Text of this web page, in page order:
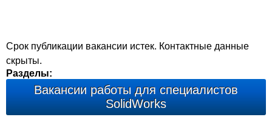
Срок публикации вакансии истек. Контактные данные
скрыты.
Разделы:
Вакансии работы для специалистов
SolidWorks